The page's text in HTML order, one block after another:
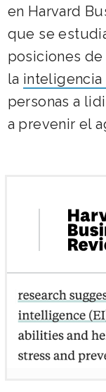
en Harvard
que se
posiciones
la inteligencia
personas a
a prevenir el